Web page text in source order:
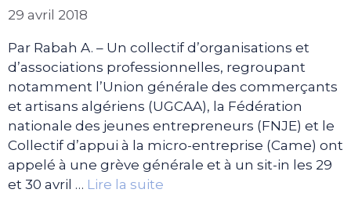
29 avril 2018
Par Rabah A. – Un collectif d’organisations et
d’associations professionnelles, regroupant
notamment l’Union générale des commerçants
et artisans algériens (UGCAA), la Fédération
nationale des jeunes entrepreneurs (FNJE) et le
Collectif d’appui à la micro-entreprise (Came) ont
appelé à une grève générale et à un sit-in les 29
et 30 avril … Lire la suite